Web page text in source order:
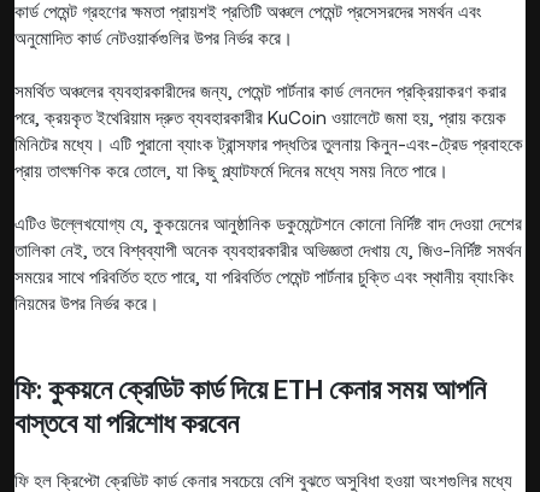
কার্ড পেমেন্ট গ্রহণের ক্ষমতা প্রায়শই প্রতিটি অঞ্চলে পেমেন্ট প্রসেসরদের সমর্থন এবং
অনুমোদিত কার্ড নেটওয়ার্কগুলির উপর নির্ভর করে।
সমর্থিত অঞ্চলের ব্যবহারকারীদের জন্য, পেমেন্ট পার্টনার কার্ড লেনদেন প্রক্রিয়াকরণ করার
পরে, ক্রয়কৃত ইথেরিয়াম দ্রুত ব্যবহারকারীর KuCoin ওয়ালেটে জমা হয়, প্রায় কয়েক
মিনিটের মধ্যে। এটি পুরানো ব্যাংক ট্রান্সফার পদ্ধতির তুলনায় কিনুন-এবং-ট্রেড প্রবাহকে
প্রায় তাৎক্ষণিক করে তোলে, যা কিছু প্ল্যাটফর্মে দিনের মধ্যে সময় নিতে পারে।
এটিও উল্লেখযোগ্য যে, কুকয়েনের আনুষ্ঠানিক ডকুমেন্টেশনে কোনো নির্দিষ্ট বাদ দেওয়া দেশের
তালিকা নেই, তবে বিশ্বব্যাপী অনেক ব্যবহারকারীর অভিজ্ঞতা দেখায় যে, জিও-নির্দিষ্ট সমর্থন
সময়ের সাথে পরিবর্তিত হতে পারে, যা পরিবর্তিত পেমেন্ট পার্টনার চুক্তি এবং স্থানীয় ব্যাংকিং
নিয়মের উপর নির্ভর করে।
ফি: কুকয়নে ক্রেডিট কার্ড দিয়ে ETH কেনার সময় আপনি
বাস্তবে যা পরিশোধ করবেন
ফি হল ক্রিপ্টো ক্রেডিট কার্ড কেনার সবচেয়ে বেশি বুঝতে অসুবিধা হওয়া অংশগুলির মধ্যে